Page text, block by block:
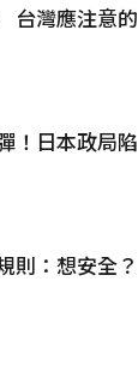
台灣應注意的
！日本政局陷
則：想安全？